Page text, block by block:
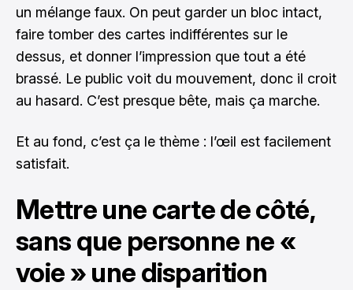
un mélange faux. On peut garder un bloc intact,
faire tomber des cartes indifférentes sur le
dessus, et donner l’impression que tout a été
brassé. Le public voit du mouvement, donc il croit
au hasard. C’est presque bête, mais ça marche.
Et au fond, c’est ça le thème : l’œil est facilement
satisfait.
Mettre une carte de côté,
sans que personne ne «
voie » une disparition